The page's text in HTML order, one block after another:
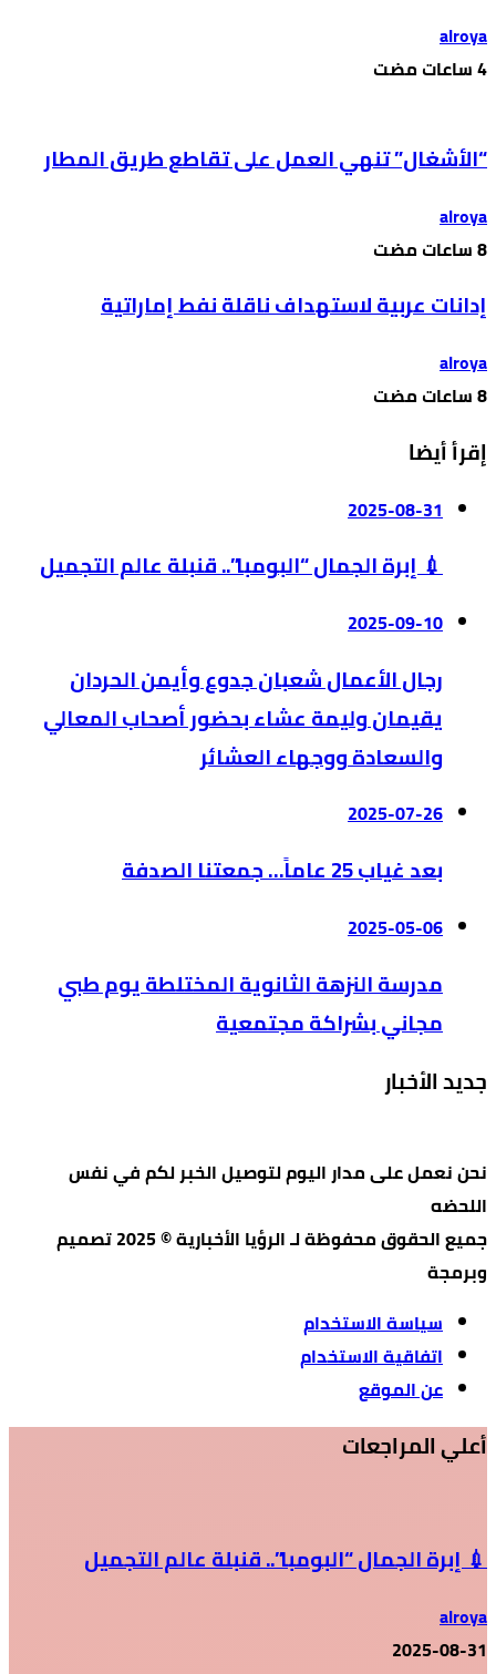
alroya
“الأشغال” تنهي العمل على تقاطع طريق المطار
alroya
إدانات عربية لاستهداف ناقلة نفط إماراتية
alroya
إقرأ أيضا
2025-08-31
💉 إبرة الجمال “البومبا”.. قنبلة عالم التجميل
2025-09-10
رجال الأعمال شعبان جدوع وأيمن الحردان
يقيمان وليمة عشاء بحضور أصحاب المعالي
والسعادة ووجهاء العشائر
2025-07-26
بعد غياب 25 عاماً… جمعتنا الصدفة
2025-05-06
مدرسة النزهة الثانوية المختلطة يوم طبي
مجاني بشراكة مجتمعية
جديد الأخبار
نحن نعمل على مدار اليوم لتوصيل الخبر لكم في نفس
اللحضه
جميع الحقوق محفوظة لـ الرؤيا الأخبارية © 2025 تصميم
وبرمجة
سياسة الاستخدام
اتفاقية الاستخدام
عن الموقع
أعلي المراجعات
💉 إبرة الجمال “البومبا”.. قنبلة عالم التجميل
alroya
2025-08-31